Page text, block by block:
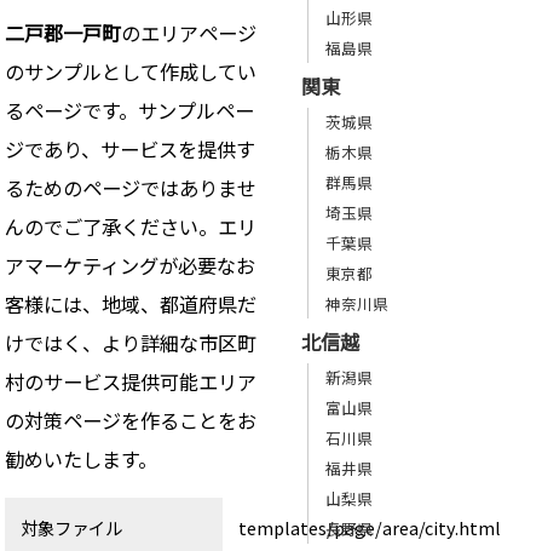
二戸郡一戸町のエリアページ
のサンプルとして作成してい
るページです。サンプルペー
ジであり、サービスを提供す
るためのページではありませ
んのでご了承ください。エリ
アマーケティングが必要なお
客様には、地域、都道府県だ
けではく、より詳細な市区町
村のサービス提供可能エリア
の対策ページを作ることをお
勧めいたします。
対象ファイル templates/page/area/city.html
山形県
福島県
関東
茨城県
栃木県
群馬県
埼玉県
千葉県
東京都
神奈川県
北信越
新潟県
富山県
石川県
福井県
山梨県
長野県